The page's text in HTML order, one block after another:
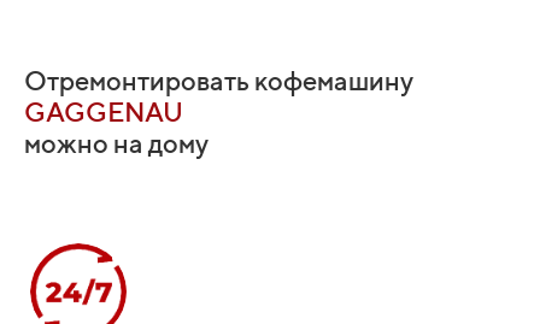
Отремонтировать кофемашину
GAGGENAU
можно на дому